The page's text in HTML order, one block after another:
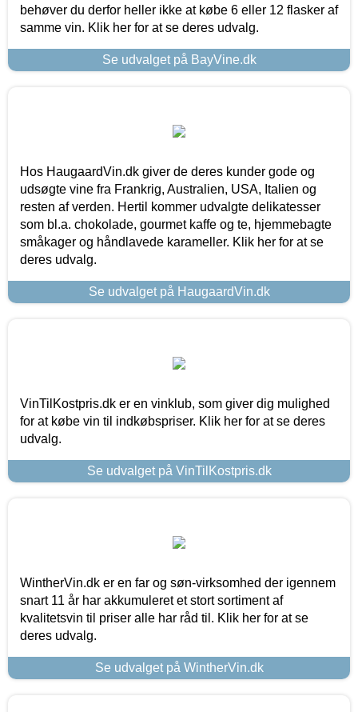
behøver du derfor heller ikke at købe 6 eller 12 flasker af
samme vin. Klik her for at se deres udvalg.
Se udvalget på BayVine.dk
Hos HaugaardVin.dk giver de deres kunder gode og
udsøgte vine fra Frankrig, Australien, USA, Italien og
resten af verden. Hertil kommer udvalgte delikatesser
som bl.a. chokolade, gourmet kaffe og te, hjemmebagte
småkager og håndlavede karameller. Klik her for at se
deres udvalg.
Se udvalget på HaugaardVin.dk
VinTilKostpris.dk er en vinklub, som giver dig mulighed
for at købe vin til indkøbspriser. Klik her for at se deres
udvalg.
Se udvalget på VinTilKostpris.dk
WintherVin.dk er en far og søn-virksomhed der igennem
snart 11 år har akkumuleret et stort sortiment af
kvalitetsvin til priser alle har råd til. Klik her for at se
deres udvalg.
Se udvalget på WintherVin.dk